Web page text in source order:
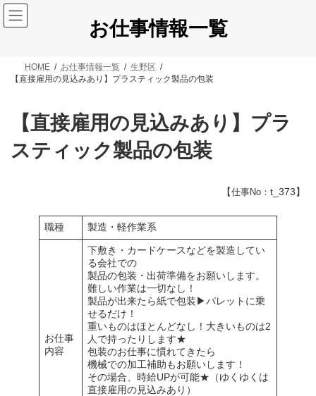
コ
ン
テ
ナ
ビ
ゲ
お仕事情報一覧
HOME お仕事情報一覧
生野区
【直接雇用の見込みあり】プラスティック製品の包装
【直接雇用の見込みあり】プラ
スティック製品の包装
【仕事No： t_373】
職種 製造・軽作業系
お仕事
内容
下敷き・カードケースなどを製造してい
る会社での
製品の包装・出荷準備をお願いします。
難しい作業は一切なし！
製品が出来たら紙で包装▶パレットに乗
せるだけ！
重いものはほとんどなし！大きいものは2
人で持ったりします★
包装のお仕事に慣れてきたら
機械での加工補助もお願いします！
その場合、時給UPが可能★（ゆくゆくは
直接雇用の見込みあり）